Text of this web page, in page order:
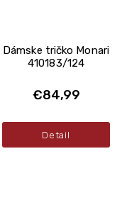
Dámske tričko Monari
410183/124
€84,99
Detail